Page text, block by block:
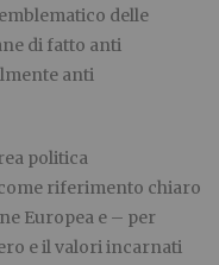
delle
di fatto anti
anti
politica
riferimento chiaro
Europea e – per
e il valori incarnati